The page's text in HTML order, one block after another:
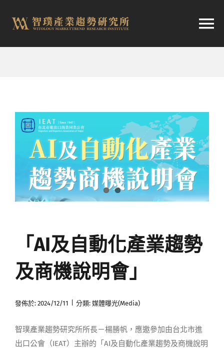
容
航
市場快訊
產業日報
媒體曝光
會員帳號
中文
「AI及自動化產業趨勢
及商機說明會」
發佈於: 2024/12/11 分類: 媒體曝光(Media)
智璞產業趨勢研究所所長－楊勝帆，應邀參加由台北市進
出口公會（IEAT）主辦的「AI及自動化產業趨勢及商機說明